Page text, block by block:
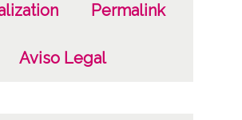
Permalink
Aviso Legal